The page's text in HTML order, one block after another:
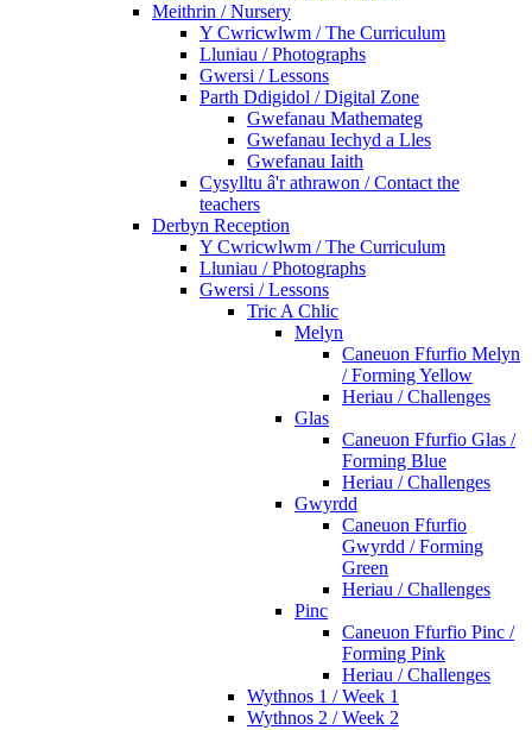
Meithrin / Nursery
Y Cwricwlwm / The Curriculum
Lluniau / Photographs
Gwersi / Lessons
Parth Ddigidol / Digital Zone
Gwefanau Mathemateg
Gwefanau Iechyd a Lles
Gwefanau Iaith
Cysylltu â'r athrawon / Contact the
teachers
Derbyn Reception
Y Cwricwlwm / The Curriculum
Lluniau / Photographs
Gwersi / Lessons
Tric A Chlic
Melyn
Caneuon Ffurfio Melyn
/ Forming Yellow
Heriau / Challenges
Glas
Caneuon Ffurfio Glas /
Forming Blue
Heriau / Challenges
Gwyrdd
Caneuon Ffurfio
Gwyrdd / Forming
Green
Heriau / Challenges
Pinc
Caneuon Ffurfio Pinc /
Forming Pink
Heriau / Challenges
Wythnos 1 / Week 1
Wythnos 2 / Week 2